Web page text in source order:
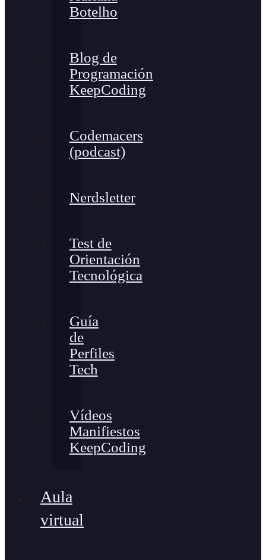
Botelho
Blog de
Programación
KeepCoding
Codemacers
(podcast)
Nerdsletter
Test de
Orientación
Tecnológica
Guía
de
Perfiles
Tech
Vídeos
Manifiestos
KeepCoding
Aula
virtual